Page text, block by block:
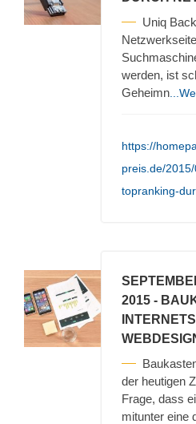
Uniq
werden, ist
Geheimn
https://
preis.de/
topranking-
2015 -
der heutigen
Frage, dass
mitunter eine